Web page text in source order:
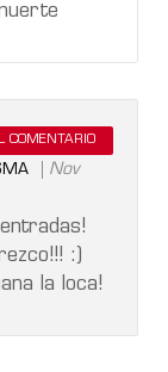
COMENTARIO
Nov
:)
la loca!